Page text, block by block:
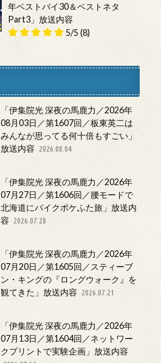
年ベストバイ30＆ベストネタ
Part3」放送内容
5/5 (8)
「伊集院光 深夜の馬鹿力／2026年
08月03日／第1607回／板東英二は
みんなが思ってる何十倍もすごい」
放送内容
2026.08.04
「伊集院光 深夜の馬鹿力／2026年
07月27日／第1606回／腰モードで
北海道にバイクポケふた旅」放送内
容
2026.07.28
「伊集院光 深夜の馬鹿力／2026年
07月20日／第1605回／スティーブ
ン・キングの『ロングウォーク』を
観てきた」放送内容
2026.07.21
「伊集院光 深夜の馬鹿力／2026年
07月13日／第1604回／ネットワー
クプリントで実験企画」放送内容